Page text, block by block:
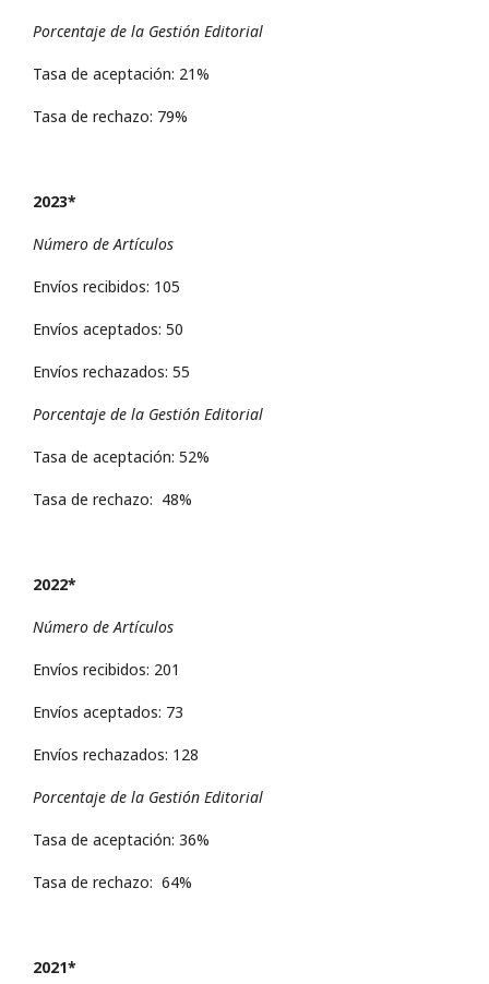
Porcentaje de la Gestión Editorial
Tasa de aceptación: 21%
Tasa de rechazo: 79%
2023*
Número de Artículos
Envíos recibidos: 105
Envíos aceptados: 50
Envíos rechazados: 55
Porcentaje de la Gestión Editorial
Tasa de aceptación: 52%
Tasa de rechazo: 48%
2022*
Número de Artículos
Envíos recibidos: 201
Envíos aceptados: 73
Envíos rechazados: 128
Porcentaje de la Gestión Editorial
Tasa de aceptación: 36%
Tasa de rechazo: 64%
2021*